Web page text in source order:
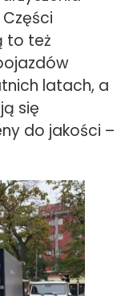
to też
latach, a
się
do jakości –